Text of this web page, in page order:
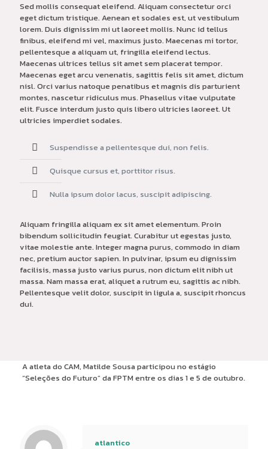
Sed mollis consequat eleifend. Aliquam consectetur orci
eget dictum tristique. Aenean et sodales est, ut vestibulum
lorem. Duis dignissim mi ut laoreet mollis. Nunc id tellus
finibus, eleifend mi vel, maximus justo. Maecenas mi tortor,
pellentesque a aliquam ut, fringilla eleifend lectus.
Maecenas ultrices tellus sit amet sem placerat tempor.
Maecenas eget arcu venenatis, sagittis felis sit amet, dictum
nisl. Orci varius natoque penatibus et magnis dis parturient
montes, nascetur ridiculus mus. Phasellus vitae vulputate
elit. Fusce interdum justo quis libero ultricies laoreet. Ut
ultricies imperdiet sodales.
Suspendisse a pellentesque dui, non felis.
Quisque cursus et, porttitor risus.
Nulla ipsum dolor lacus, suscipit adipiscing.
Aliquam fringilla aliquam ex sit amet elementum. Proin
bibendum sollicitudin feugiat. Curabitur ut egestas justo,
vitae molestie ante. Integer magna purus, commodo in diam
nec, pretium auctor sapien. In pulvinar, ipsum eu dignissim
facilisis, massa justo varius purus, non dictum elit nibh ut
massa. Nam massa erat, aliquet a rutrum eu, sagittis ac nibh.
Pellentesque velit dolor, suscipit in ligula a, suscipit rhoncus
dui.
A atleta do CAM, Matilde Sousa participou no estágio
“Seleções do Futuro” da FPTM entre os dias 1 e 5 de outubro.
atlantico